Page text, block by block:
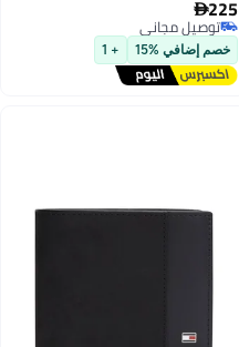
3
225
توصيل مجاني
توصيل مجاني
خصم إضافي %15 + 1